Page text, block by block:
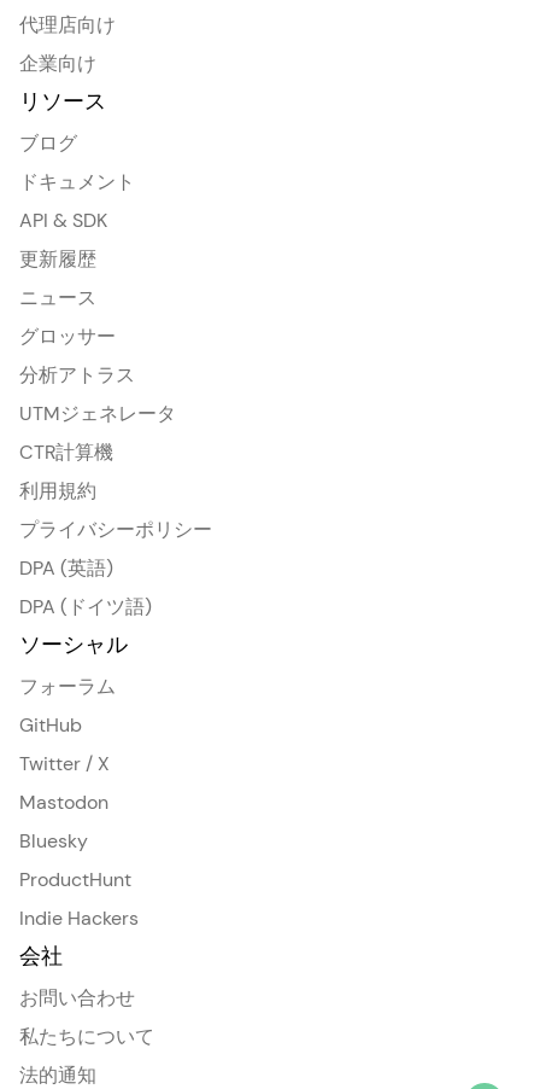
代理店向け
企業向け
リソース
ブログ
ドキュメント
API & SDK
更新履歴
ニュース
グロッサー
分析アトラス
UTMジェネレータ
CTR計算機
利用規約
プライバシーポリシー
DPA (英語)
DPA (ドイツ語)
ソーシャル
フォーラム
GitHub
Twitter / X
Mastodon
Bluesky
ProductHunt
Indie Hackers
会社
お問い合わせ
私たちについて
法的通知